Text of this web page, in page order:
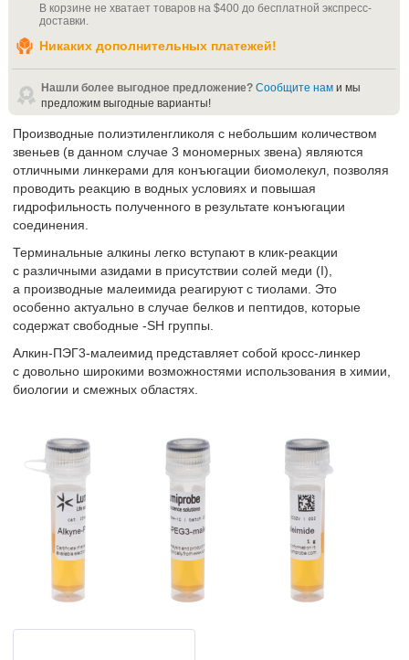
В корзине не хватает товаров на $400 до бесплатной экспресс-
доставки
Никаких дополнительных платежей!
Нашли более выгодное предложение? Сообщите нам и мы
предложим выгодные варианты!
Производные полиэтиленгликоля с небольшим количеством
звеньев (в данном случае 3 мономерных звена) являются
отличными линкерами для конъюгации биомолекул, позволяя
проводить реакцию в водных условиях и повышая
гидрофильность полученного в результате конъюгации
соединения.
Терминальные алкины легко вступают в клик-реакции
с различными азидами в присутствии солей меди (I),
а производные малеимида реагируют с тиолами. Это
особенно актуально в случае белков и пептидов, которые
содержат свободные -SH группы.
Алкин-ПЭГ3-малеимид представляет собой кросс-линкер
с довольно широкими возможностями использования в химии,
биологии и смежных областях.